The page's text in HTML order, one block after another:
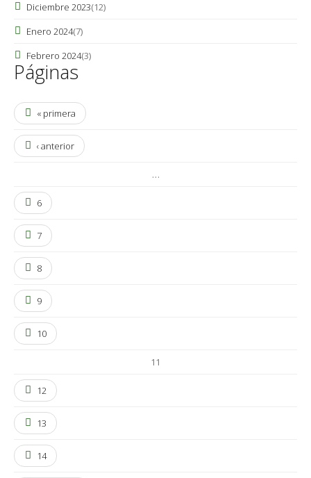
Diciembre 2023(12)
Enero 2024(7)
Febrero 2024(3)
Páginas
« primera
‹ anterior
…
6
7
8
9
10
11
12
13
14